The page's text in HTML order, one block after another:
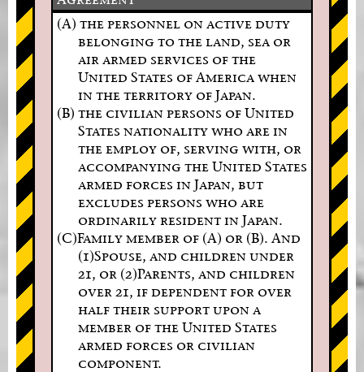
(A) the personnel on active duty
belonging to the land, sea or
air armed services of the
United States of America when
in the territory of Japan.
(B) the civilian persons of United
States nationality who are in
the employ of, serving with, or
accompanying the United States
armed forces in Japan, but
excludes persons who are
ordinarily resident in Japan.
(C)Family member of (A) or (B). And
(1)Spouse, and children under
21, or (2)Parents, and children
over 21, if dependent for over
half their support upon a
member of the United States
armed forces or civilian
component.